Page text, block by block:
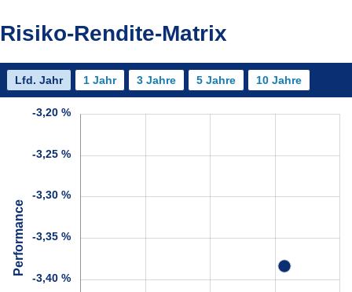
Risiko-Rendite-Matrix
Lfd. Jahr 1 Jahr 3 Jahre 5 Jahre 10 Jahre
-3,40 %
-3,35 %
-3,30 %
-3,25 %
-3,20 %
Performance